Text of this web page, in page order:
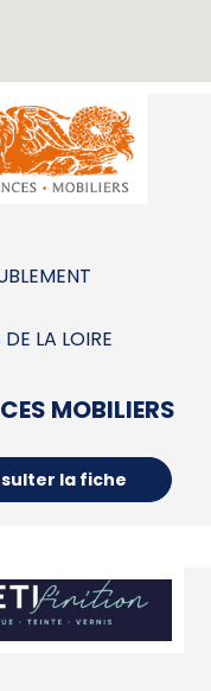
DE LA LOIRE
MOBILIERS
la fiche